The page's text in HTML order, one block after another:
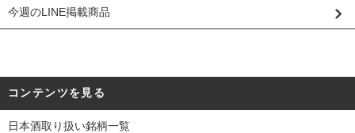
今週のLINE掲載商品
コンテンツを見る
日本酒取り扱い銘柄一覧